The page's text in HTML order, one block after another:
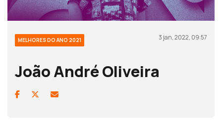
MELHORES DO ANO 2021 3 jan, 2022, 09:57
João André Oliveira